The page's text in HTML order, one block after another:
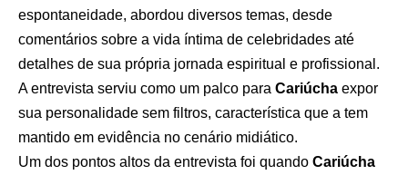
espontaneidade, abordou diversos temas, desde
comentários sobre a vida íntima de celebridades até
detalhes de sua própria jornada espiritual e profissional.
A entrevista serviu como um palco para Cariúcha expor
sua personalidade sem filtros, característica que a tem
mantido em evidência no cenário midiático.
Um dos pontos altos da entrevista foi quando Cariúcha